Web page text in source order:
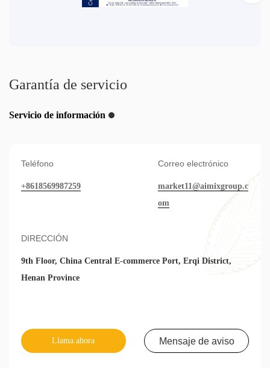
Garantía de servicio
Servicio de información
Teléfono
+8618569987259
Correo electrónico
market11@aimixgroup.c
om
DIRECCIÓN
9th Floor, China Central E-commerce Port, Erqi District,
Henan Province
Llama ahora Mensaje de aviso